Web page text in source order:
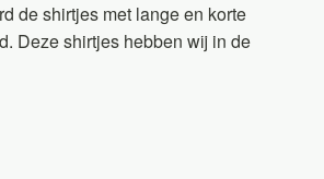
de shirtjes met lange en korte
Deze shirtjes hebben wij in de